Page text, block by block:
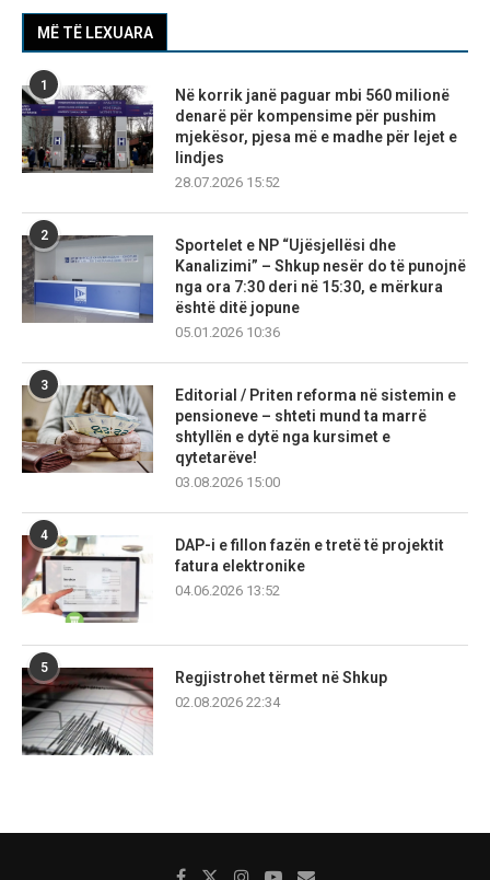
MË TË LEXUARA
1
Në korrik janë paguar mbi 560 milionë
denarë për kompensime për pushim
mjekësor, pjesa më e madhe për lejet e
lindjes
28.07.2026 15:52
2
Sportelet e NP “Ujësjellësi dhe
Kanalizimi” – Shkup nesër do të punojnë
nga ora 7:30 deri në 15:30, e mërkura
është ditë jopune
05.01.2026 10:36
3
Editorial / Priten reforma në sistemin e
pensioneve – shteti mund ta marrë
shtyllën e dytë nga kursimet e
qytetarëve!
03.08.2026 15:00
4
DAP-i e fillon fazën e tretë të projektit
fatura elektronike
04.06.2026 13:52
5
Regjistrohet tërmet në Shkup
02.08.2026 22:34